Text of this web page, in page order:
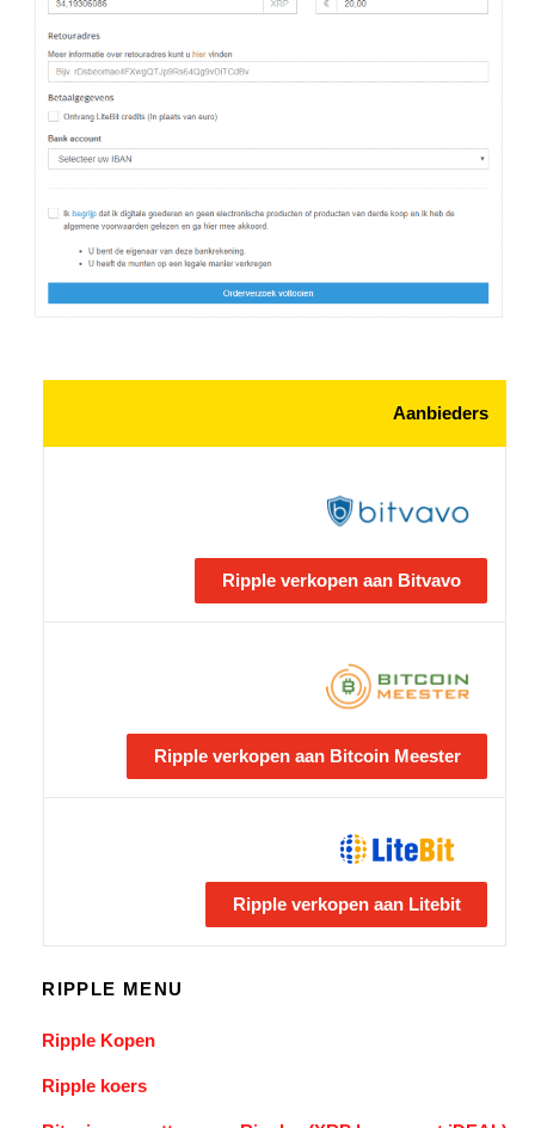
Aanbieders
Ripple verkopen aan Bitvavo
Ripple verkopen aan Bitcoin Meester
Ripple verkopen aan Litebit
RIPPLE MENU
Ripple Kopen
Ripple koers